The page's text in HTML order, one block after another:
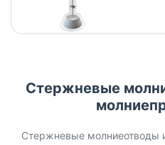
Стержневые
Стержневые молниеотводы